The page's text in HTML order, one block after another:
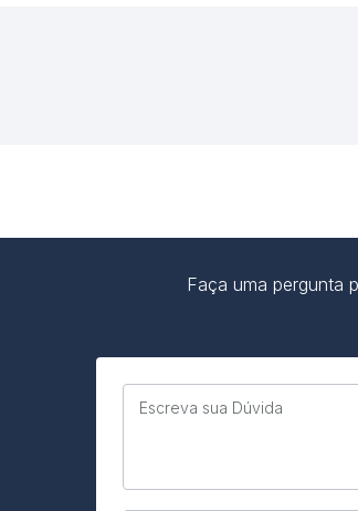
Faça uma pergunta
Escreva sua Dúvida